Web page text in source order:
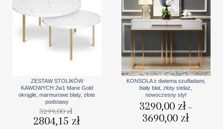
ZESTAW STOLIKÓW
KAWOWYCH 2w1 Mane Gold
okrągłe, marmurowe blaty, złote
podstawy
3299,00zł
Pierwotna
cena
2804,15 złAktualna
cena
KONSOLA z dwiema szufladami,
biały blat, złoty stelaż,
nowoczesny styl
3290,00 zł –
3690,00 złZakres
cen: